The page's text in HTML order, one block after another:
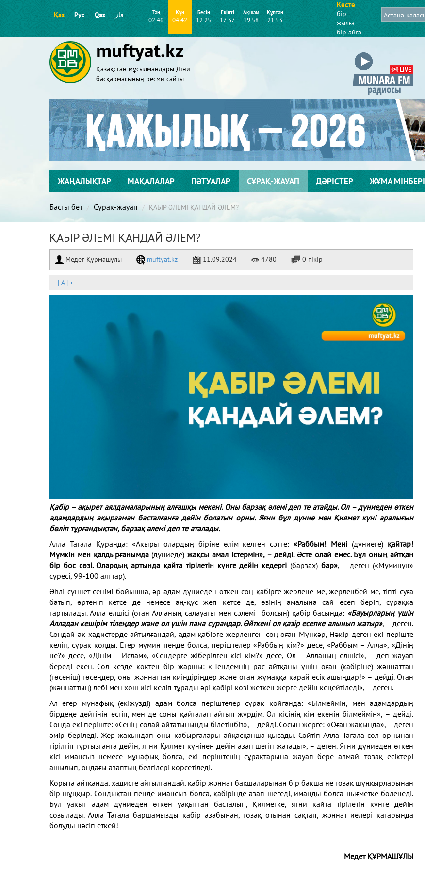
Қаз Рус Qaz قاز Таң
02:46
Күн
04:42
Бесін
12:25
Екінті
17:37
Ақшам
19:58
Құптан
21:53
Кесте
бір
жылға
бір айға
muftyat.kz
Қазақстан мұсылмандары Діни
басқармасының ресми сайты
ЖАҢАЛЫҚТАР МАҚАЛАЛАР ПӘТУАЛАР СҰРАҚ-ЖАУАП ДӘРІСТЕР ЖҰМА МІНБЕРІ
Басты бет Сұрақ-жауап ҚАБІР ӘЛЕМІ ҚАНДАЙ ӘЛЕМ?
ҚАБІР ӘЛЕМІ ҚАНДАЙ ӘЛЕМ?
Медет Құрмашұлы muftyat.kz 11.09.2024 4780 0 пікір
– | A| +
Қабір – ақырет аялдамаларының алғашқы мекені. Оны барзақ әлемі деп те атайды. Ол – дүниеден өткен
адамдардың ақырзаман басталғанға дейін болатын орны. Яғни бұл дүние мен Қиямет күні аралығын
бөліп тұрғандықтан, барзақ әлемі деп те аталады.
Алла Тағала Құранда: «Ақыры олардың біріне өлім келген сәтте: «Раббым! Мені (дүниеге) қайтар!
Мүмкін мен қалдырғанымда(дүниеде) жақсы амал істермін», – дейді. Әсте олай емес. Бұл оның айтқан
бір бос сөзі. Олардың артында қайта тірілетін күнге дейін кедергі (барзах) бар», – деген («Муминун»
сүресі, 99-100 аяттар).
Әһлі сүннет сенімі бойынша, әр адам дүниеден өткен соң қабірге жерлене ме, жерленбей ме, тіптісуға
батып, өртеніп кетсе де немесе аң-құс жеп кетсе де, өзінің амалына сай есеп беріп, сұраққа
тартылады. Алла елшісі (оған Алланың салауаты мен сәлемі болсын) қабір басында: «Бауырларың үшін
Алладан кешірім тілеңдер және ол үшін пана сұраңдар. Өйткеніол қазір есепке алынып жатыр», – деген.
Сондай-ақ хадистерде айтылғандай, адам қабірге жерленген соңоған Мүнкәр, Нәкір деген екі періште
келіп, сұрақ қояды. Егер мүмин пенде болса, періштелер «Раббың кім?» десе, «Раббым – Алла», «Дінің
не?» десе, «Дінім – Ислам», «Сендерге жіберілген кісі кім?» десе, Ол – Алланың елшісі», – деп жауап
береді екен. Сол кезде көктен бір жаршы: «Пендемнің рас айтқаны үшіноған (қабіріне) жәннаттан
(төсеніш) төсеңдер, оны жәннаттан киіндіріңдер және оған жұмаққа қарай есікашыңдар!» – дейді. Оған
(жәннаттың) лебі мен хош иісі келіп тұрады әрі қабірі көзі жеткен жерге дейін кеңейтіледі», – деген.
Ал егер мұнафық (екіжүзді) адам болса періштелерсұрақ қойғанда: «Білмеймін, мен адамдардың
бірдеңедейтінін естіп, мен де соны қайталап айтып жүрдім.Ол кісінің кім екенін білмеймін», – дейді.
Сонда екі періште: «Сенің солай айтатыныңды білетінбіз», – дейді. Сосын жерге: «Оған жақында», – деген
әмір беріледі. Жер жақындап оны қабырғалары айқасқанша қысады. Сөйтіп Алла Тағала сол орнынан
тірілтіп тұрғызғанға дейін, яғни Қиямет күнінен дейін азап шегіп жатады», – деген. Яғни дүниеден өткен
кісі имансыз немесе мұнафық болса, екі періштенің сұрақтарына жауапбере алмай, тозақ есіктері
ашылып, ондағы азаптың белгілері көрсетіледі.
Қорыта айтқанда, хадисте айтылғандай, қабір жәннатбақшаларынан бір бақша не тозақ шұңқырларынан
бір шұңқыр. Сондықтан пенде имансыз болса, қабіріндеазап шегеді, иманды болса нығметке бөленеді.
Бұл уақыт адам дүниеден өткен уақыттан басталып, Қияметке, яғни қайта тірілетін күнге дейін
созылады. Алла Тағала баршамызды қабір азабынан, тозақотынан сақтап, жәннат иелері қатарында
болуды нәсіп еткей!
Медет ҚҰРМАШҰЛЫ